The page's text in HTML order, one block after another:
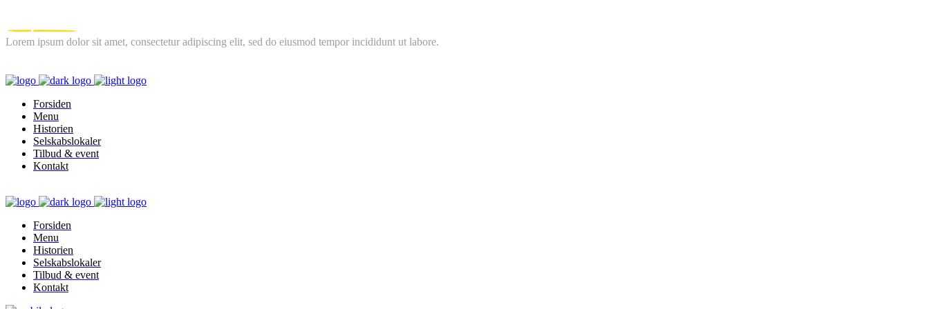
Lorem ipsum dolor sit amet, consectetur adipiscing elit, sed do eiusmod tempor incididunt ut labore.
Forsiden
Menu
Historien
Selskabslokaler
Tilbud & event
Kontakt
Forsiden
Menu
Historien
Selskabslokaler
Tilbud & event
Kontakt